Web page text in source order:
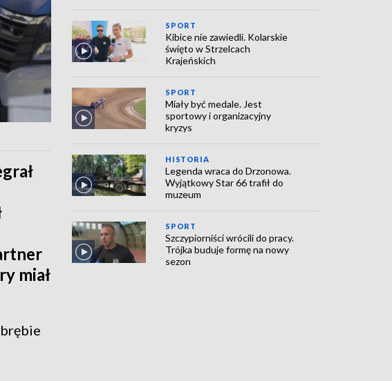
miał
SPORT
Kibice nie zawiedli. Kolarskie
święto w Strzelcach
Krajeńskich
SPORT
Miały być medale. Jest
sportowy i organizacyjny
kryzys
HISTORIA
Legenda wraca do Drzonowa.
Wyjątkowy Star 66 trafił do
muzeum
SPORT
Szczypiorniści wrócili do pracy.
Trójka buduje formę na nowy
sezon